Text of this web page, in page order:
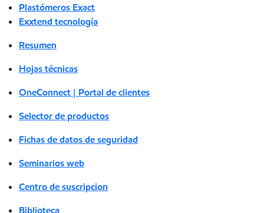
Plastómeros Exact
Exxtend tecnología
Resumen
Hojas técnicas
OneConnect | Portal de clientes
Selector de productos
Fichas de datos de seguridad
Seminarios web
Centro de suscripcion
Biblioteca